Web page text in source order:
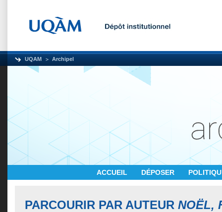
UQAM Archipel
ACCUEIL DÉPOSER
PARCOURIR PAR AUTEUR NOËL,